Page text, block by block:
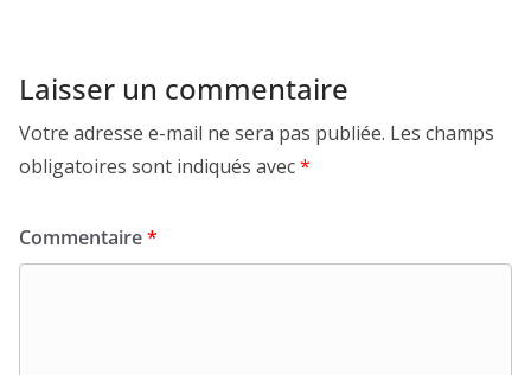
Laisser un commentaire
Votre adresse e-mail ne sera pas publiée. Les champs
obligatoires sont indiqués avec*
Commentaire*